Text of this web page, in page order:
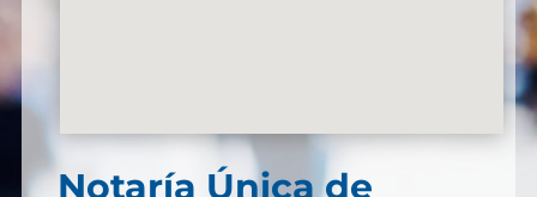
Notaría Única de